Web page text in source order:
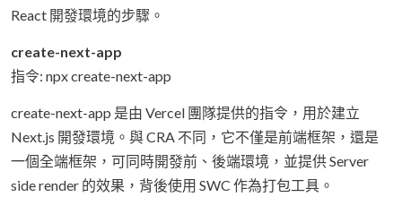
React 開發環境的步驟。
create-next-app
指令: npx create-next-app
create-next-app 是由 Vercel 團隊提供的指令，用於建立
Next.js 開發環境。與 CRA 不同，它不僅是前端框架，還是
一個全端框架，可同時開發前、後端環境，並提供 Server
side render 的效果，背後使用 SWC 作為打包工具。